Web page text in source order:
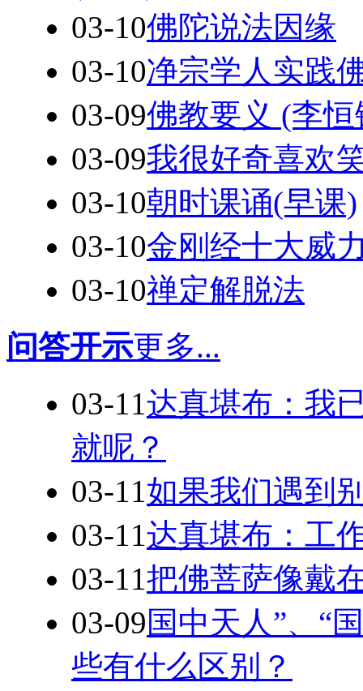
03-10佛陀说法因缘
03-10净宗学人实践
03-09佛教要义 (李
03-09我很好奇喜欢
03-10朝时课诵(早课)
03-10金刚经十大威
03-10禅定解脱法
问答开示更多...
03-11达真堪布：我
就呢？
03-11如果我们遇到
03-11达真堪布：工
03-11把佛菩萨像戴
03-09国中天人”、“
些有什么区别？